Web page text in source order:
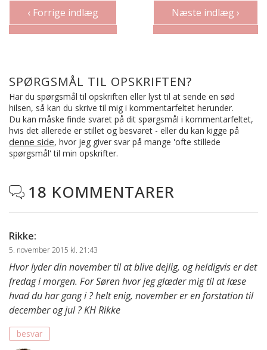
‹ Forrige indlæg Næste indlæg ›
SPØRGSMÅL TIL OPSKRIFTEN?
Har du spørgsmål til opskriften eller lyst til at sende en sød
hilsen, så kan du skrive til mig i kommentarfeltet herunder.
Du kan måske finde svaret på dit spørgsmål i kommentarfeltet,
hvis det allerede er stillet og besvaret - eller du kan kigge på
denne side, hvor jeg giver svar på mange 'ofte stillede
spørgsmål' til min opskrifter.
 18 KOMMENTARER
Rikke:
5. november 2015 kl. 21:43
Hvor lyder din november til at blive dejlig, og heldigvis er det
fredag i morgen. For Søren hvor jeg glæder mig til at læse
hvad du har gang i ? helt enig, november er en forstation til
december og jul ? KH Rikke
besvar